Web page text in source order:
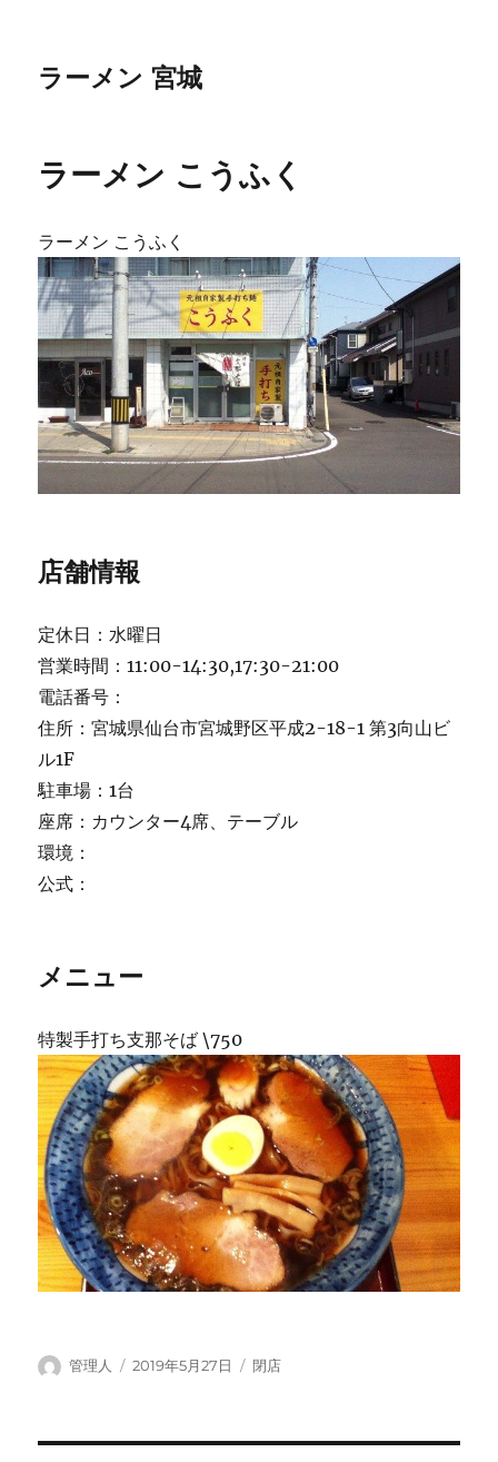
ラーメン 宮城
ラーメン こうふく
ラーメン こうふく
店舗情報
定休日：水曜日
営業時間：11:00-14:30,17:30-21:00
電話番号：
住所：宮城県仙台市宮城野区平成2-18-1 第3向山ビ
ル1F
駐車場：1台
座席：カウンター4席、テーブル
環境：
公式：
メニュー
特製手打ち支那そば \750
投
管理人
投
2019年5月27日
カ
閉店